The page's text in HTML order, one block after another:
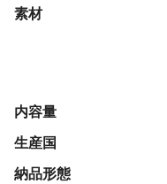
素材
内容量
生産国
納品形態